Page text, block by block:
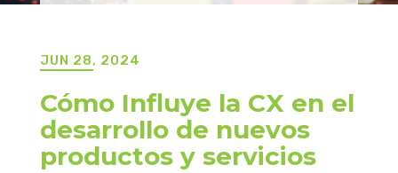
JUN 28, 2024
Cómo Influye la CX en el
desarrollo de nuevos
productos y servicios